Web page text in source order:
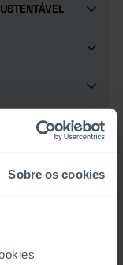
Sobre os cookies